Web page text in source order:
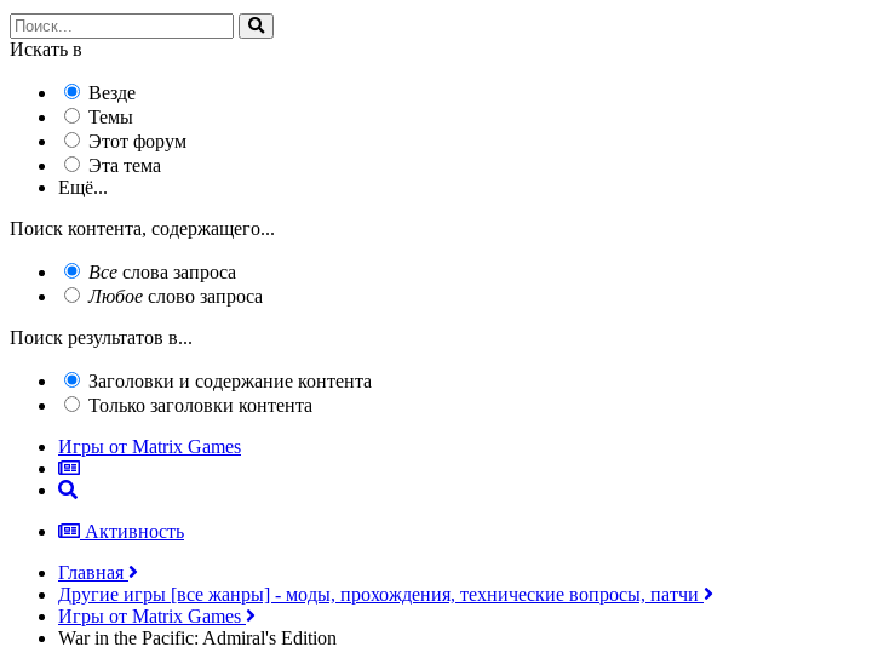
Искать в
Везде
Темы
Этот форум
Эта тема
Ещё...
Поиск контента, содержащего...
Все слова запроса
Любое слово запроса
Поиск результатов в...
Заголовки и содержание контента
Только заголовки контента
Игры от Matrix Games
Активность
Главная
Другие игры [все жанры] - моды, прохождения, технические вопросы, патчи
Игры от Matrix Games
War in the Pacific: Admiral's Edition